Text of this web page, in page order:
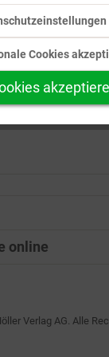
online
Verlag AG. Alle
Cookies